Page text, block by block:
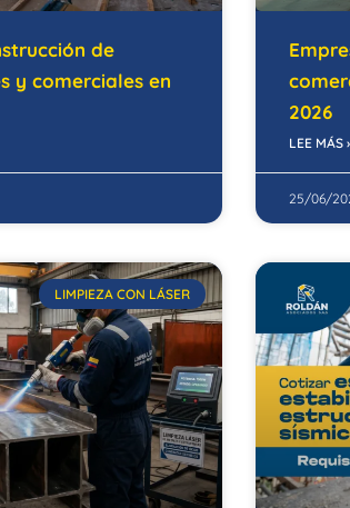
de
y comerciales en
2026
LEE MÁS
25/06/
LIMPIEZA CON LÁSER